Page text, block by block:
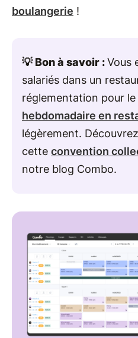
boulangerie !
💡 Bon à savoir :Vous
salariés dans un
réglementation pour le
hebdomadaire en
légèrement.
cette convention
notre blog Combo.